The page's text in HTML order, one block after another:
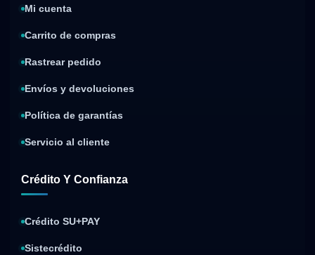
Mi cuenta
Carrito de compras
Rastrear pedido
Envíos y devoluciones
Política de garantías
Servicio al cliente
Crédito Y Confianza
Crédito SU+PAY
Sistecrédito